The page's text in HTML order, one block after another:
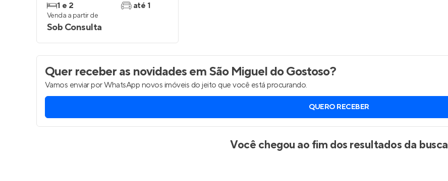
1 e 2
até 1
Venda a partir de
Sob Consulta
Quer receber as novidadesem São Miguel do Gostoso?
Vamos enviar por WhatsApp novos imóveis do jeito que você está procurando.
QUERO RECEBER
Você chegou ao fim dos resultados da busca